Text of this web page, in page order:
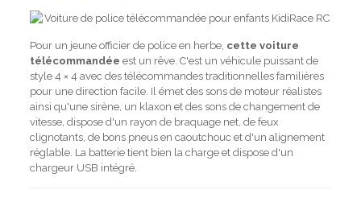
Pour un jeune officier de police en herbe, cette voiture
télécommandée est un rêve. C'est un véhicule puissant de
style 4 × 4 avec des télécommandes traditionnelles familières
pour une direction facile. Il émet des sons de moteur réalistes
ainsi qu'une sirène, un klaxon et des sons de changement de
vitesse, dispose d'un rayon de braquage net, de feux
clignotants, de bons pneus en caoutchouc et d'un alignement
réglable. La batterie tient bien la charge et dispose d'un
chargeur USB intégré.